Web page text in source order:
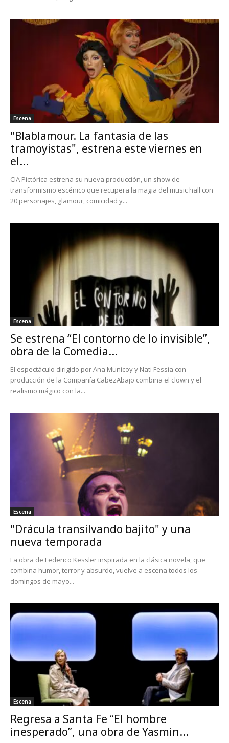
Escena
"Blablamour. La fantasía de las
tramoyistas", estrena este viernes en
el...
CIA Pictórica estrena su nueva producción, un show de
transformismo escénico que recupera la magia del music hall con
20 personajes, glamour, comicidad y...
Escena
Se estrena “El contorno de lo invisible”,
obra de la Comedia...
El espectáculo dirigido por Ana Municoy y Nati Fessia con
producción de la Compañía CabezAbajo combina el clown y el
realismo mágico con la...
Escena
"Drácula transilvando bajito" y una
nueva temporada
La obra de Federico Kessler inspirada en la clásica novela, que
combina humor, terror y absurdo, vuelve a escena todos los
domingos de mayo...
Escena
Regresa a Santa Fe “El hombre
inesperado”, una obra de Yasmin...